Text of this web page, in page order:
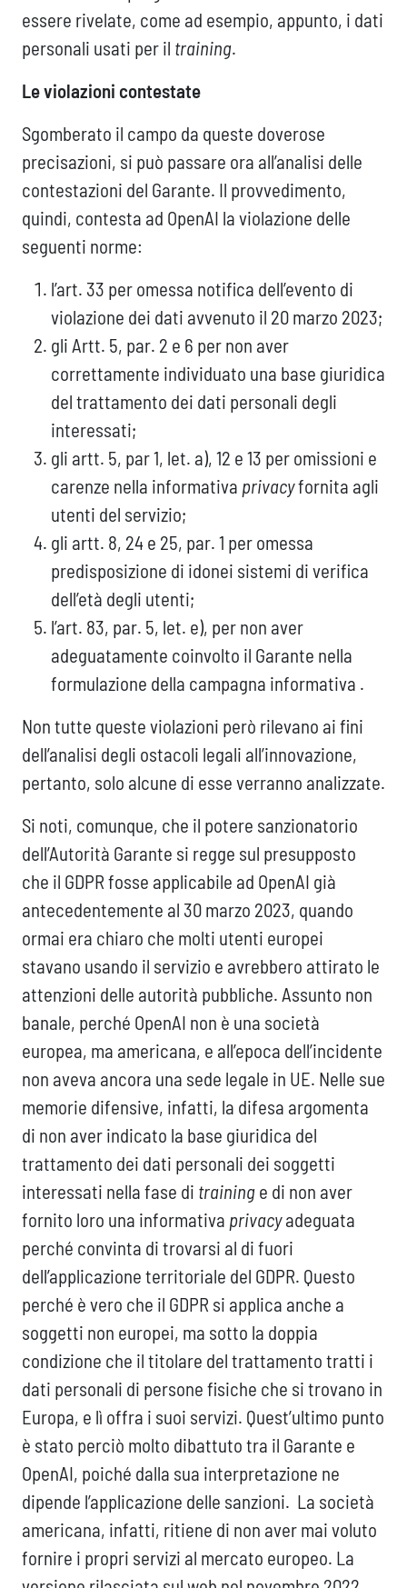
essere rivelate, come ad esempio, appunto, i dati
personali usati per il training.
Le violazioni contestate
Sgomberato il campo da queste doverose
precisazioni, si può passare ora all’analisi delle
contestazioni del Garante. Il provvedimento,
quindi, contesta ad OpenAI la violazione delle
seguenti norme:
l’art. 33 per omessa notifica dell’evento di
violazione dei dati avvenuto il 20 marzo 2023;
gli Artt. 5, par. 2 e 6 per non aver
correttamente individuato una base giuridica
del trattamento dei dati personali degli
interessati;
gli artt. 5, par 1, let. a), 12 e 13 per omissioni e
carenze nella informativa privacyfornita agli
utenti del servizio;
gli artt. 8, 24 e 25, par. 1 per omessa
predisposizione di idonei sistemi di verifica
dell’età degli utenti;
l’art. 83, par. 5, let. e), per non aver
adeguatamente coinvolto il Garante nella
formulazione della campagna informativa .
Non tutte queste violazioni però rilevano ai fini
dell’analisi degli ostacoli legali all’innovazione,
pertanto, solo alcune di esse verranno analizzate.
Si noti, comunque, che il potere sanzionatorio
dell’Autorità Garante si regge sul presupposto
che il GDPR fosse applicabile ad OpenAI già
antecedentemente al 30 marzo 2023, quando
ormai era chiaro che molti utenti europei
stavano usando il servizio e avrebbero attirato le
attenzioni delle autorità pubbliche. Assunto non
banale, perché OpenAI non è una società
europea, ma americana, e all’epoca dell’incidente
non aveva ancora una sede legale in UE. Nelle sue
memorie difensive, infatti, la difesa argomenta
di non aver indicato la base giuridica del
trattamento dei dati personali dei soggetti
interessati nella fase di training e di non aver
fornito loro una informativa privacyadeguata
perché convinta di trovarsi al di fuori
dell’applicazione territoriale del GDPR. Questo
perché è vero che il GDPR si applica anche a
soggetti non europei, ma sotto la doppia
condizione che il titolare del trattamento tratti i
dati personali di persone fisiche che si trovano in
Europa, e lì offra i suoi servizi. Quest’ultimo punto
è stato perciò molto dibattuto tra il Garante e
OpenAI, poiché dalla sua interpretazione ne
dipende l’applicazione delle sanzioni. La società
americana, infatti, ritiene di non aver mai voluto
fornire i propri servizi al mercato europeo. La